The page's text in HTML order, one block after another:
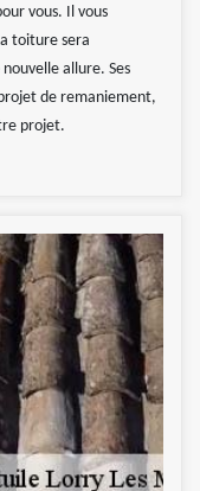
vous. Il vous
toiture sera
allure. Ses
de remaniement,
projet.